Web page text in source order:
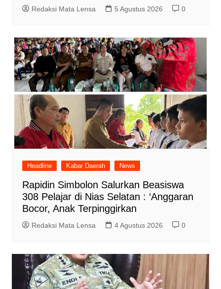
Redaksi Mata Lensa 5 Agustus 2026 0
Headline Kabar Daerah News
Rapidin Simbolon Salurkan Beasiswa
308 Pelajar di Nias Selatan : ‘Anggaran
Bocor, Anak Terpinggirkan
Redaksi Mata Lensa 4 Agustus 2026 0